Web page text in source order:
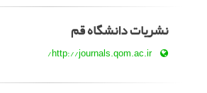
نشریات دانشگاه قم
http://journals.qom.ac.ir/